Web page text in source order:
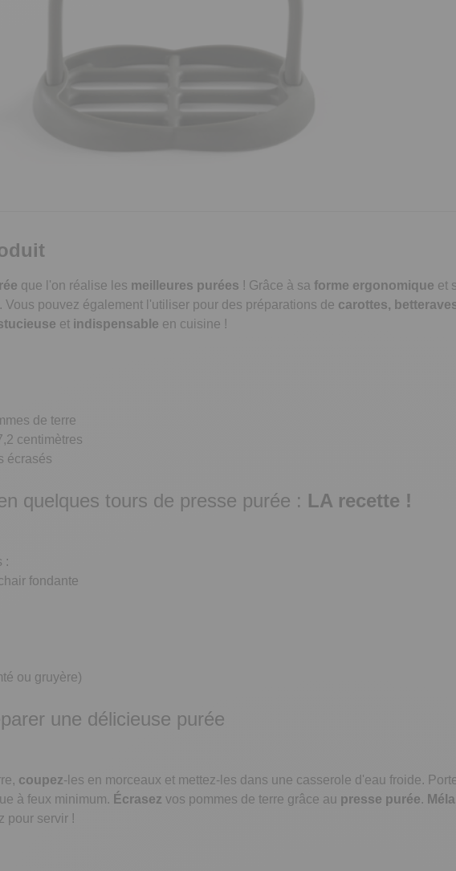
que l'on réalise les meilleures purées ! Grâce à sa forme ergonomique et
. Vous pouvez également l'utiliser pour des préparations de carottes,
et indispensable en cuisine !
de terre
centimètres
écrasés
quelques tours de presse purée : LA recette !
:
fondante
ou gruyère)
une délicieuse purée
coupez-les en morceaux et mettez-les dans une casserole d'eau froide.
à feux minimum. Écrasez vos pommes de terre grâce au presse purée.
pour servir !